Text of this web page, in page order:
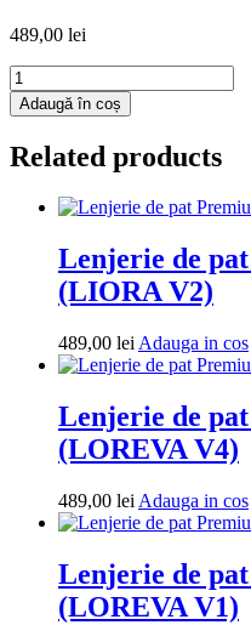
489,00 lei
Cantitate
Lenjerie
de
Premium
Decorativă
Bumbac,
Adaugă în coș
Related products
Lenjerie de
(LIORA V2)
489,00 lei Adauga in cos
Lenjerie de
(LOREVA V4)
489,00 lei Adauga in cos
Lenjerie de
(LOREVA V1)